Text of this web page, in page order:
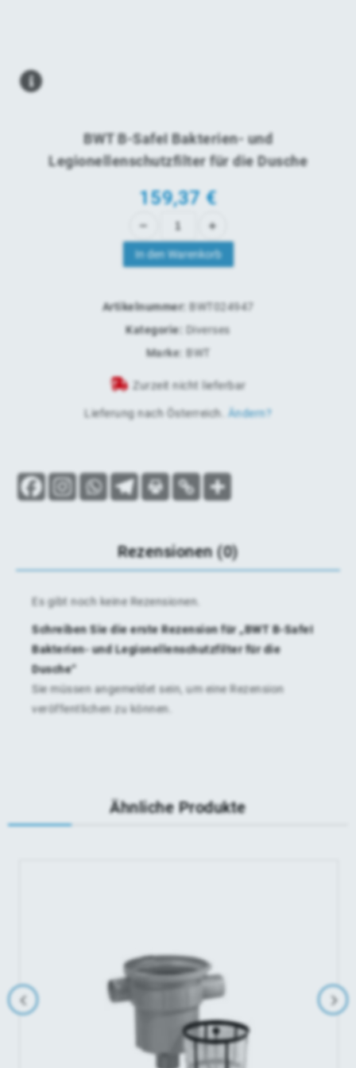
BWT B-SafeI Bakterien- und
Legionellenschutzfilter für die Dusche
159,37€
In den Warenkorb
Artikelnummer: BWT024947
Kategorie:
Diverses
Marke: BWT
Zurzeit nicht lieferbar
Lieferung nach Österreich Ändern?
Rezensionen (0)
Es gibt noch keine Rezensionen.
Schreiben Sie die erste Rezension für „BWT B-SafeI
Bakterien- und Legionellenschutzfilter für die
Dusche“
Sie müssen angemeldet sein, um eine Rezension
veröffentlichen zu können.
Ähnliche Produkte